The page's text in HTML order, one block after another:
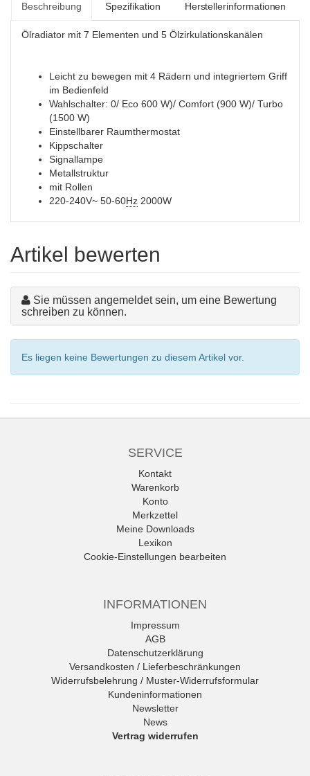
Beschreibung Spezifikation Herstellerinformationen
Ölradiator mit 7 Elementen und 5 Ölzirkulationskanälen
Leicht zu bewegen mit 4 Rädern und integriertem Griff
im Bedienfeld
Wahlschalter: 0/ Eco 600 W)/ Comfort (900 W)/ Turbo
(1500 W)
Einstellbarer Raumthermostat
Kippschalter
Signallampe
Metallstruktur
mit Rollen
220-240V~ 50-60Hz 2000W
Artikel bewerten
Sie müssen angemeldet sein, um eine Bewertung
schreiben zu können.
Es liegen keine Bewertungen zu diesem Artikel vor.
SERVICE
Kontakt
Warenkorb
Konto
Merkzettel
Meine Downloads
Lexikon
Cookie-Einstellungen bearbeiten
INFORMATIONEN
Impressum
AGB
Datenschutzerklärung
Versandkosten / Lieferbeschränkungen
Widerrufsbelehrung / Muster-Widerrufsformular
Kundeninformationen
Newsletter
News
Vertrag widerrufen